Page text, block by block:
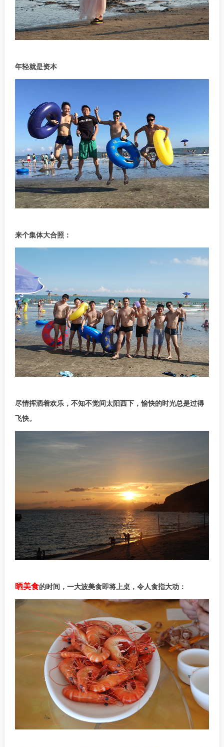
年轻就是资本
来个集体大合照：
尽情挥洒着欢乐，不知不觉间太阳西下，愉快的时光总是过得
飞快。
晒美食的时间，一大波美食即将上桌，令人食指大动：